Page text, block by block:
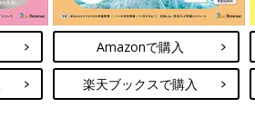
Amazonで購入
楽天ブックスで購入